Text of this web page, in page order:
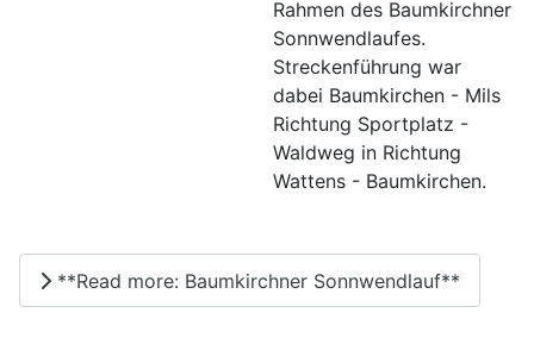
Rahmen des Baumkirchner
Sonnwendlaufes.
Streckenführung war
dabei Baumkirchen - Mils
Richtung Sportplatz -
Waldweg in Richtung
Wattens - Baumkirchen.
**Read more: Baumkirchner Sonnwendlauf**